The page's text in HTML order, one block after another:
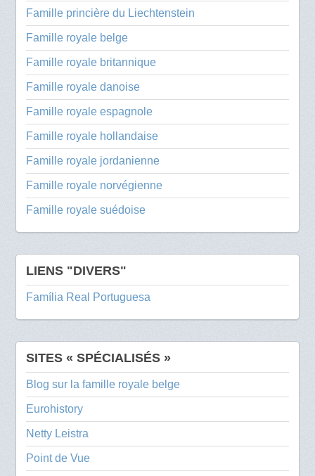
Famille princière du Liechtenstein
Famille royale belge
Famille royale britannique
Famille royale danoise
Famille royale espagnole
Famille royale hollandaise
Famille royale jordanienne
Famille royale norvégienne
Famille royale suédoise
LIENS "DIVERS"
Família Real Portuguesa
SITES « SPÉCIALISÉS »
Blog sur la famille royale belge
Eurohistory
Netty Leistra
Point de Vue